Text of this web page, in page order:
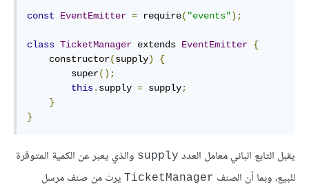
const EventEmitter = require( "events");
class TicketManager extends EventEmitter {
    constructor
(supply)
{
        super
();
this. supply = supply;
}
}
يقبل التابع الباني معامل العدد ‎supply‎ والذي يعبر عن الكمية المتوفرة
للبيع، وبما أن الصنف ‎TicketManager‎ يرث من صنف مرسل